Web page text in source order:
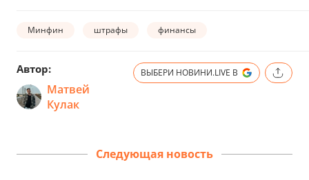
Минфин штрафы финансы
Автор:
Матвей
Кулак
ВЫБЕРИ НОВИНИ.LIVE В
Следующая новость